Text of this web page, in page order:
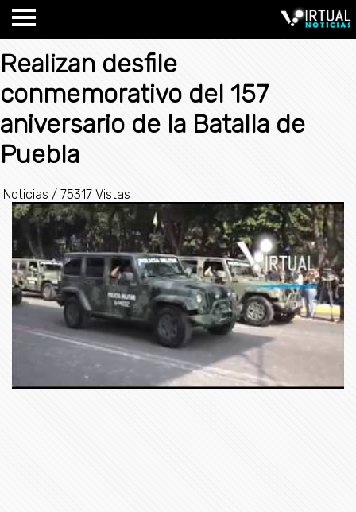
Realizan desfile
conmemorativo del 157
aniversario de la Batalla de
Puebla
Noticias / 75317 Vistas